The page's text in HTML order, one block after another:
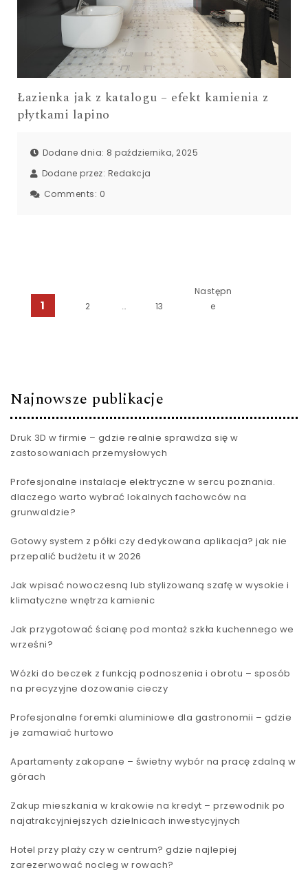
Łazienka jak z katalogu – efekt kamienia z
płytkami lapino
Dodane dnia: 8 października, 2025
Dodane przez: Redakcja
Comments: 0
Stronicowanie wpisów
1 2 … 13
Następn
e
Najnowsze publikacje
Druk 3D w firmie – gdzie realnie sprawdza się w
zastosowaniach przemysłowych
Profesjonalne instalacje elektryczne w sercu poznania.
dlaczego warto wybrać lokalnych fachowców na
grunwaldzie?
Gotowy system z półki czy dedykowana aplikacja? jak nie
przepalić budżetu it w 2026
Jak wpisać nowoczesną lub stylizowaną szafę w wysokie i
klimatyczne wnętrza kamienic
Jak przygotować ścianę pod montaż szkła kuchennego we
wrześni?
Wózki do beczek z funkcją podnoszenia i obrotu – sposób
na precyzyjne dozowanie cieczy
Profesjonalne foremki aluminiowe dla gastronomii – gdzie
je zamawiać hurtowo
Apartamenty zakopane – świetny wybór na pracę zdalną w
górach
Zakup mieszkania w krakowie na kredyt – przewodnik po
najatrakcyjniejszych dzielnicach inwestycyjnych
Hotel przy plaży czy w centrum? gdzie najlepiej
zarezerwować nocleg w rowach?